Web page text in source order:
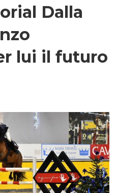
Dalla
lui il futuro